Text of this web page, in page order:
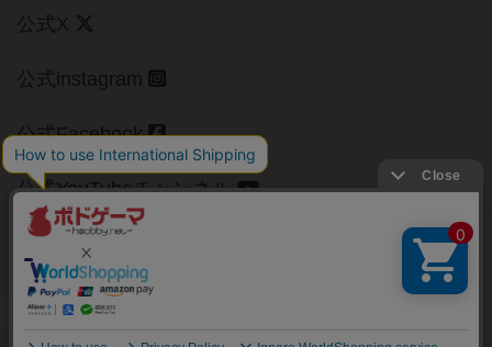
公式X
公式instagram
公式Facebook
公式YouTubeチャンネル